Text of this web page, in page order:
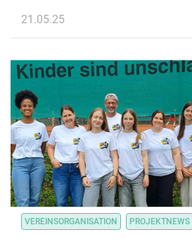
einmaliger Sommerkulisse, aber
auszuprobieren und dich mit
Turnierausrichter:innen
Verein oder großer Club – lass
Spirit begeistern und sammle vor
Impulse, wie du die Trendsportart
Vereinsalltag integrieren kannst.
21.05.25
VEREINSORGANISATION PROJEKTNEWS